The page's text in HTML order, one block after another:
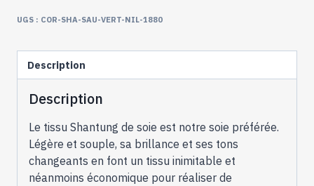
UGS : COR-SHA-SAU-VERT-NIL-1880
Description
Description
Le tissu Shantung de soie est notre soie préférée.
Légère et souple, sa brillance et ses tons
changeants en font un tissu inimitable et
néanmoins économique pour réaliser de